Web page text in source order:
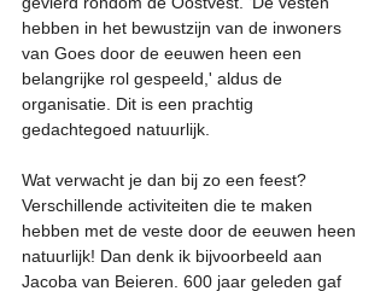
hebben in het bewustzijn van de inwoners
van Goes door de eeuwen heen een
belangrijke rol gespeeld,' aldus de
organisatie. Dit is een prachtig
gedachtegoed natuurlijk.
Wat verwacht je dan bij zo een feest?
Verschillende activiteiten die te maken
hebben met de veste door de eeuwen heen
natuurlijk! Dan denk ik bijvoorbeeld aan
Jacoba van Beieren. 600 jaar geleden gaf